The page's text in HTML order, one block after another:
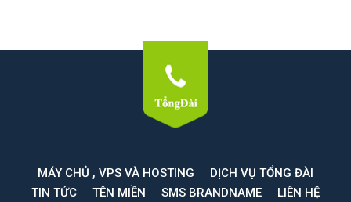
MÁY CHỦ , VPS VÀ HOSTING
DỊCH VỤ TỔNG ĐÀI
TIN TỨC
TÊN MIỀN SMS BRANDNAME LIÊN HỆ